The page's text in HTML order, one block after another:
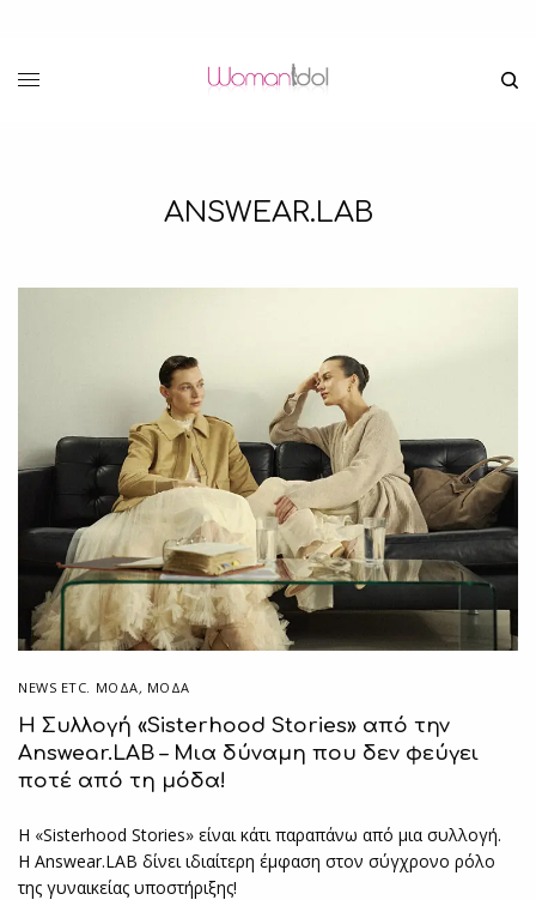
ANSWEAR.LAB
NEWS ETC. ΜΌΔΑ, ΜΟΔΑ
Η Συλλογή «Sisterhood Stories» από την
Answear.LAB – Μια δύναμη που δεν φεύγει
ποτέ από τη μόδα!
Η «Sisterhood Stories» είναι κάτι παραπάνω από μια συλλογή.
Η Answear.LAB δίνει ιδιαίτερη έμφαση στον σύγχρονο ρόλο
της γυναικείας υποστήριξης!